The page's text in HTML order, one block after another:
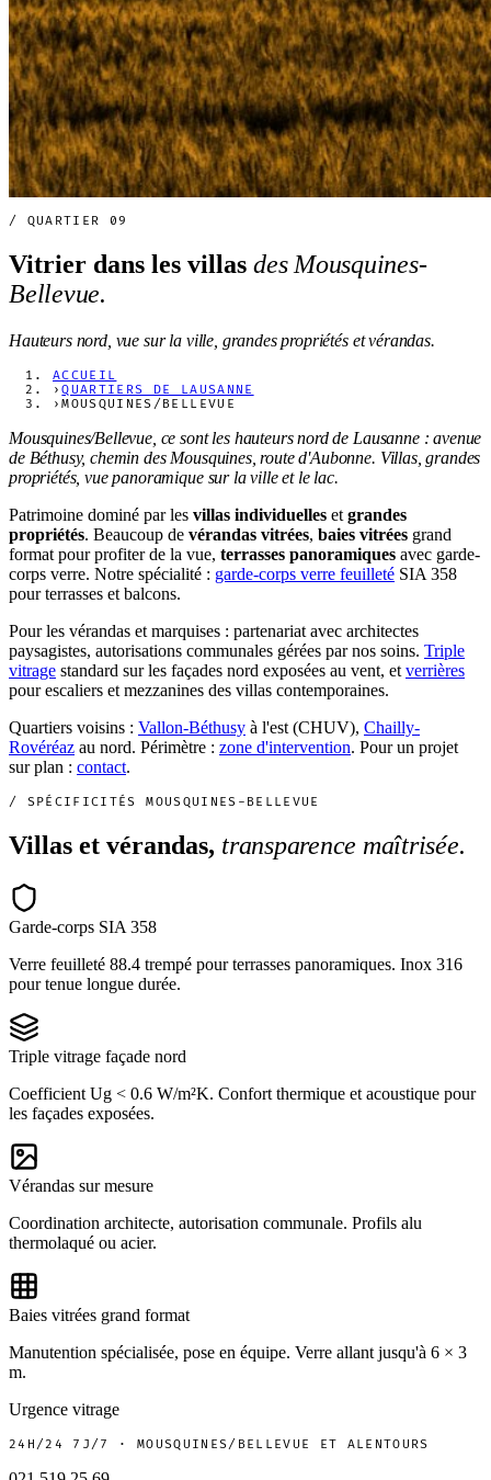
/ QUARTIER 09
Vitrier dans les villas des Mousquines-
Bellevue.
Hauteurs nord, vue sur la ville, grandes propriétés et vérandas.
ACCUEIL
›QUARTIERS DE LAUSANNE
›MOUSQUINES/BELLEVUE
Mousquines/Bellevue, ce sont les hauteurs nord de Lausanne : avenue
de Béthusy, chemin des Mousquines, route d'Aubonne. Villas, grandes
propriétés, vue panoramique sur la ville et le lac.
Patrimoine dominé par les villas individuelles et grandes
propriétés. Beaucoup de vérandas vitrées, baies vitrées grand
format pour profiter de la vue, terrasses panoramiques avec garde-
corps verre. Notre spécialité : garde-corps verre feuilleté SIA 358
pour terrasses et balcons.
Pour les vérandas et marquises : partenariat avec architectes
paysagistes, autorisations communales gérées par nos soins. Triple
vitrage standard sur les façades nord exposées au vent, et verrières
pour escaliers et mezzanines des villas contemporaines.
Quartiers voisins : Vallon-Béthusy à l'est (CHUV), Chailly-
Rovéréaz au nord. Périmètre : zone d'intervention. Pour un projet
sur plan : contact.
/ SPÉCIFICITÉS MOUSQUINES-BELLEVUE
Villas et vérandas, transparence maîtrisée.
Garde-corps SIA 358
Verre feuilleté 88.4 trempé pour terrasses panoramiques. Inox 316
pour tenue longue durée.
Triple vitrage façade nord
Coefficient Ug < 0.6 W/m²K. Confort thermique et acoustique pour
les façades exposées.
Vérandas sur mesure
Coordination architecte, autorisation communale. Profils alu
thermolaqué ou acier.
Baies vitrées grand format
Manutention spécialisée, pose en équipe. Verre allant jusqu'à 6 × 3
m.
Urgence vitrage
24H/24 7J/7 · MOUSQUINES/BELLEVUE ET ALENTOURS